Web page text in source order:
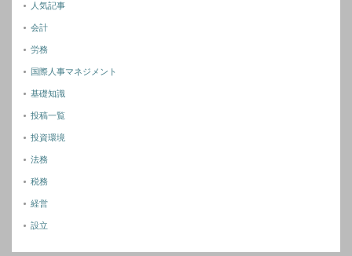
人気記事
会計
労務
国際人事マネジメント
基礎知識
投稿一覧
投資環境
法務
税務
経営
設立